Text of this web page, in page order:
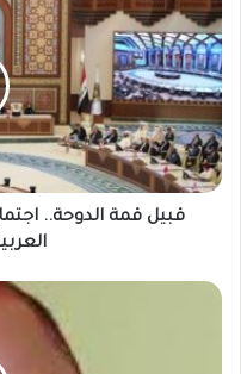
قمة
الدوحة..
اجتماع
تحضيري
لوزراء
خارجية
الدول
العربية
والإسلاميةقبيل قمة الدوحة..
الطاهر